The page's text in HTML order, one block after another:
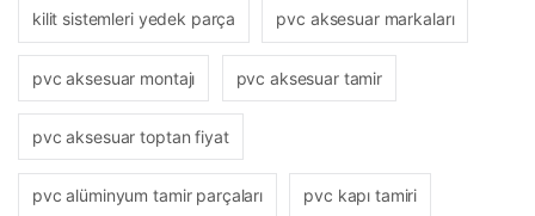
kilit sistemleri yedek parça pvc aksesuar markaları
pvc aksesuar montajı pvc aksesuar tamir
pvc aksesuar toptan fiyat
pvc alüminyum tamir parçaları pvc kapı tamiri